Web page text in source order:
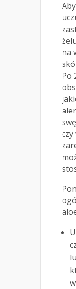
na
Po
czy